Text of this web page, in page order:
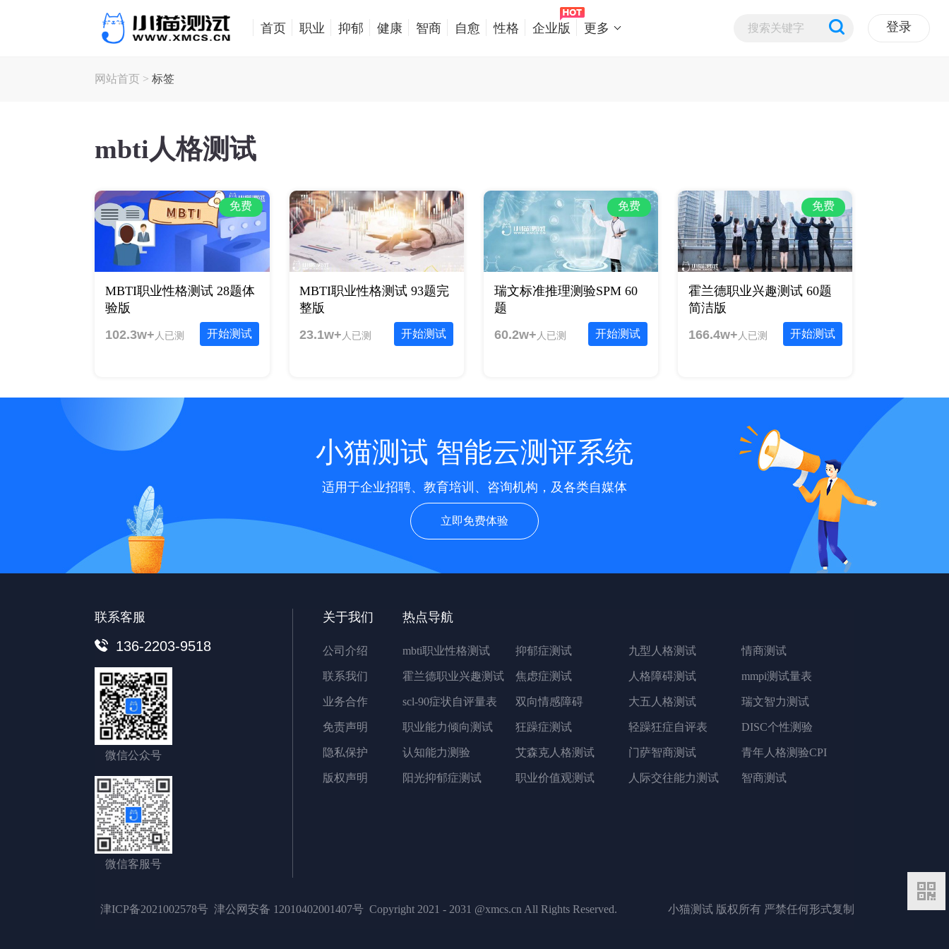
首页 职业 抑郁 健康 智商 自愈 性格 企业版 更多 登录
网站首页 >标签
mbti人格测试
免费
MBTI职业性格测试 28题体
验版
开始测试
102.3w+ 人已测
MBTI职业性格测试 93题完
整版
开始测试
23.1w+ 人已测
免费
瑞文标准推理测验SPM 60
题
开始测试
60.2w+ 人已测
免费
霍兰德职业兴趣测试 60题
简洁版
开始测试
166.4w+ 人已测
小猫测试 智能云测评系统
适用于企业招聘、教育培训、咨询机构，及各类自媒体
立即免费体验
联系客服
136-2203-9518
微信公众号
微信客服号
关于我们
公司介绍
联系我们
业务合作
免责声明
隐私保护
版权声明
热点导航
mbti职业性格测试 抑郁症测试 九型人格测试 情商测试
霍兰德职业兴趣测试 焦虑症测试 人格障碍测试 mmpi测试量表
scl-90症状自评量表 双向情感障碍 大五人格测试 瑞文智力测试
职业能力倾向测试 狂躁症测试 轻躁狂症自评表 DISC个性测验
认知能力测验 艾森克人格测试 门萨智商测试 青年人格测验CPI
阳光抑郁症测试 职业价值观测试 人际交往能力测试 智商测试
小猫测试 版权所有 严禁任何形式复制
津ICP备2021002578号 津公网安备 12010402001407号 Copyright 2021 - 2031 @xmcs.cn All Rights Reserved.